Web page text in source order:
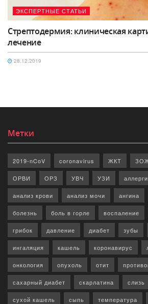
ЭКСПЕРТНЫЕ СТАТЬИ
Стрептодермия: клиническая
лечение
28.12.2019
Метки
2019-nCoV coronavirus ЖКТ
ОРВИ ОРЗ УВЧ УЗИ
анализ крови анализ мочи ангина
болезнь боль в горле воспаление
грибок давление диабет зубы
ингаляция кашель коронавирус
онкология опухоль отит
сахарный диабет скарлатина слизь
сухой кашель сыпь температура